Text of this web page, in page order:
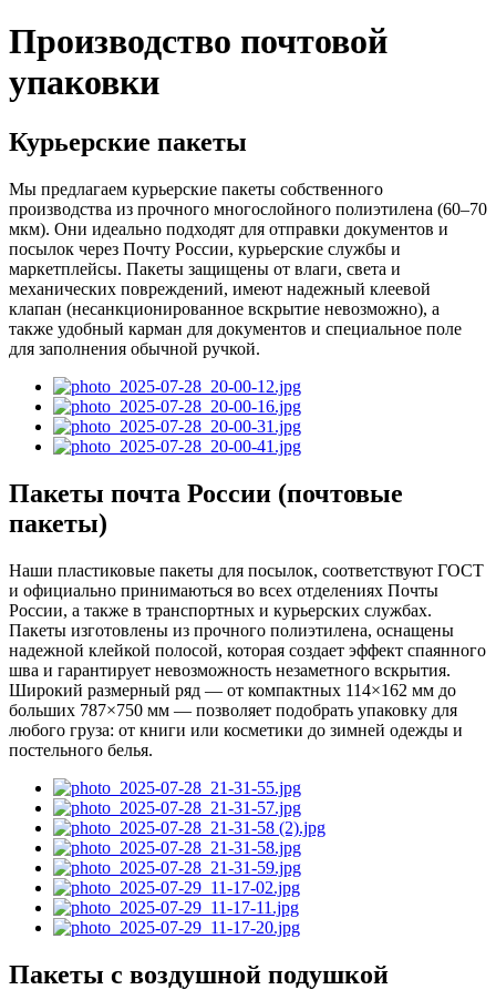
Производство почтовой
упаковки
Курьерские пакеты
Мы предлагаем курьерские пакеты собственного
производства из прочного многослойного полиэтилена (60–70
мкм). Они идеально подходят для отправки документов и
посылок через Почту России, курьерские службы и
маркетплейсы. Пакеты защищены от влаги, света и
механических повреждений, имеют надежный клеевой
клапан (несанкционированное вскрытие невозможно), а
также удобный карман для документов и специальное поле
для заполнения обычной ручкой.
Пакеты почта России (почтовые
пакеты)
Наши пластиковые пакеты для посылок, соответствуют ГОСТ
и официально принимаються во всех отделениях Почты
России, а также в транспортных и курьерских службах.
Пакеты изготовлены из прочного полиэтилена, оснащены
надежной клейкой полосой, которая создает эффект спаянного
шва и гарантирует невозможность незаметного вскрытия.
Широкий размерный ряд — от компактных 114×162 мм до
больших 787×750 мм — позволяет подобрать упаковку для
любого груза: от книги или косметики до зимней одежды и
постельного белья.
Пакеты с воздушной подушкой